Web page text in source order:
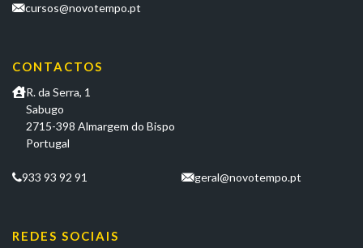
cursos@novotempo.pt
CONTACTOS
R. da Serra, 1
Sabugo
2715-398 Almargem do Bispo
Portugal
933 93 92 91 geral@novotempo.pt
REDES SOCIAIS